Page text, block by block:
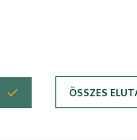
ÖSSZES